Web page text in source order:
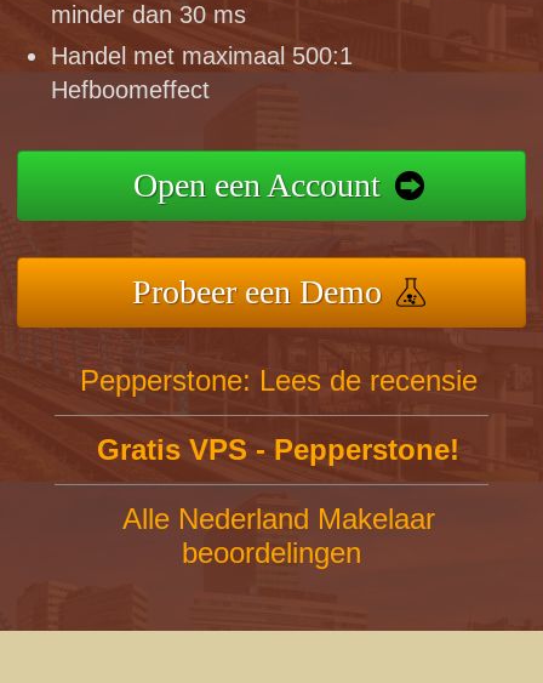
minder dan 30 ms
Handel met maximaal 500:1
Hefboomeffect
Open een Account
Probeer een Demo
Pepperstone: Lees de recensie
Gratis VPS - Pepperstone!
Alle Nederland Makelaar
beoordelingen